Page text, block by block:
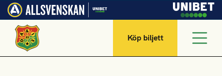
Köp biljett